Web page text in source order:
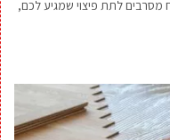
לתת פיצוי שמגיע לכם,